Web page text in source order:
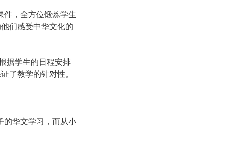
件，全方位锻炼学生
们感受中华文化的
据学生的日程安排
了教学的针对性。
的华文学习，而从小